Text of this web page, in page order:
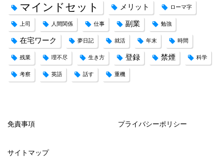
マインドセット メリット ローマ字
上司 人間関係 仕事 副業 勉強
在宅ワーク 夢日記 就活 年末 時間
残業 理不尽 生き方 登録 禁煙 科学
考察 英語 話す 重機
免責事項 プライバシーポリシー
サイトマップ